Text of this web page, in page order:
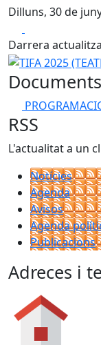
Dilluns, 30 de
Darrera
TIFA 2025
Documents
RSS
L'actualitat a un
Notícies
Agenda
Avisos
Agenda
Publicacions
Adreces i